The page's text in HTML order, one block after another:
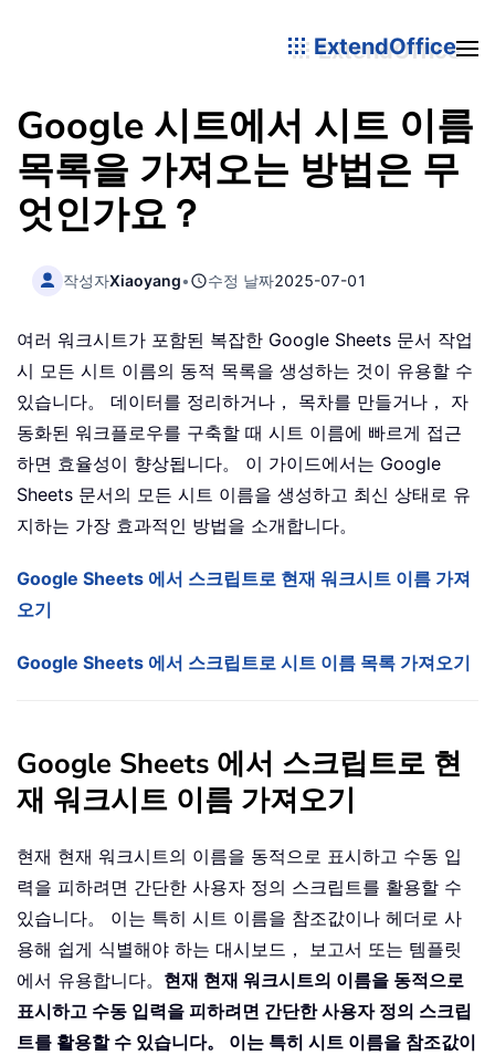
ExtendOffice
Google 시트에서 시트 이름
목록을 가져오는 방법은 무
엇인가요？
작성자Xiaoyang• 수정 날짜2025-07-01
여러 워크시트가 포함된 복잡한 Google Sheets 문서 작업
시 모든 시트 이름의 동적 목록을 생성하는 것이 유용할 수
있습니다。 데이터를 정리하거나， 목차를 만들거나， 자
동화된 워크플로우를 구축할 때 시트 이름에 빠르게 접근
하면 효율성이 향상됩니다。 이 가이드에서는 Google
Sheets 문서의 모든 시트 이름을 생성하고 최신 상태로 유
지하는 가장 효과적인 방법을 소개합니다。
Google Sheets 에서 스크립트로 현재 워크시트 이름 가져
오기
Google Sheets 에서 스크립트로 시트 이름 목록 가져오기
Google Sheets 에서 스크립트로 현
재 워크시트 이름 가져오기
현재 현재 워크시트의 이름을 동적으로 표시하고 수동 입
력을 피하려면 간단한 사용자 정의 스크립트를 활용할 수
있습니다。 이는 특히 시트 이름을 참조값이나 헤더로 사
용해 쉽게 식별해야 하는 대시보드， 보고서 또는 템플릿
에서 유용합니다。 현재 현재 워크시트의 이름을 동적으로
표시하고 수동 입력을 피하려면 간단한 사용자 정의 스크립
트를 활용할 수 있습니다。 이는 특히 시트 이름을 참조값이